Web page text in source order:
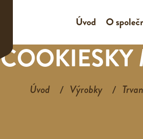
Úvod O
COOKIESKY
Úvod Výrobky